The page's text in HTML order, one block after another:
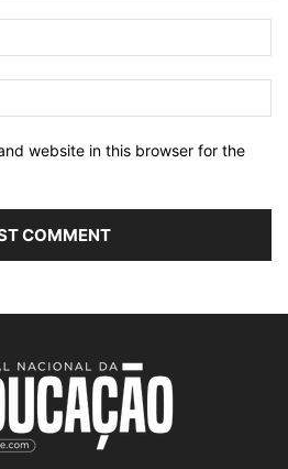
website in this browser for the